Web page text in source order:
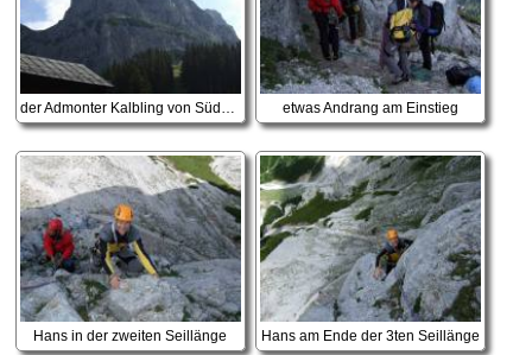
etwas Andrang am Einstieg
Hans in der zweiten Seillänge Hans am Ende der 3ten Seillänge